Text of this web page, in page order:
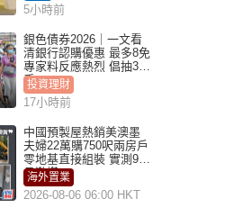
5小時前
銀色債券2026｜一文看
清銀行認購優惠 最多8免
專家料反應熱烈 倡抽30
手
投資理財
17小時前
中國預製屋熱銷美澳墨
夫婦22萬購750呎兩房戶
零地基直接組裝 實測9個
月激讚
海外置業
2026-08-06 06:00 HKT